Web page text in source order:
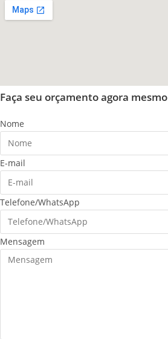
Faça seu orçamento agora mesmo
Nome
E-mail
Telefone/WhatsApp
Mensagem